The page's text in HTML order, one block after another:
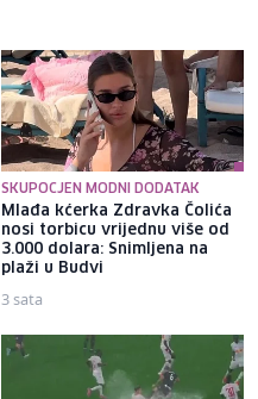
SKUPOCJEN MODNI DODATAK
Mlađa kćerka Zdravka Čolića
nosi torbicu vrijednu više od
3.000 dolara: Snimljena na
plaži u Budvi
3 sata